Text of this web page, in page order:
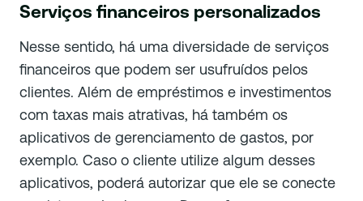
Serviços financeiros personalizados
Nesse sentido, há uma diversidade de serviços
financeiros que podem ser usufruídos pelos
clientes. Além de empréstimos e investimentos
com taxas mais atrativas, há também os
aplicativos de gerenciamento de gastos, por
exemplo. Caso o cliente utilize algum desses
aplicativos, poderá autorizar que ele se conecte